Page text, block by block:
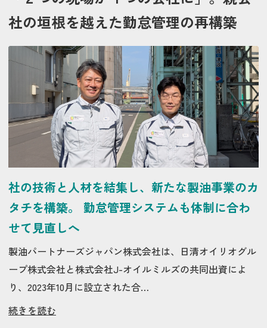
社の垣根を越えた勤怠管理の再構築
社の技術と人材を結集し、新たな製油事業のカ
タチを構築。 勤怠管理システムも体制に合わ
せて見直しへ
製油パートナーズジャパン株式会社は、日清オイリオグル
ープ株式会社と株式会社J-オイルミルズの共同出資によ
り、2023年10月に設立された合…
続きを読む